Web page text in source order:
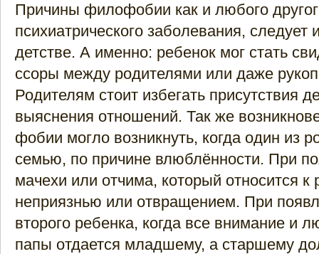
Причины филофобии как и любого
психиатрического заболевания, следует
детстве. А именно: ребенок мог стать
ссоры между родителями или даже
Родителям стоит избегать присутствия
выяснения отношений. Так же
фобии могло возникнуть, когда один из
семью, по причине влюблённости. При
мачехи или отчима, который относится к
неприязнью или отвращением. При
второго ребенка, когда все внимание и
папы отдается младшему, а старшему